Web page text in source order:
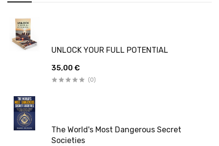
UNLOCK YOUR FULL POTENTIAL
35,00 €
(0)
The World's Most Dangerous Secret
Societies